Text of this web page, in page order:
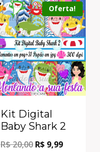
Oferta!
Kit Digital
Baby Shark 2
R$20,00 R$ 9,99